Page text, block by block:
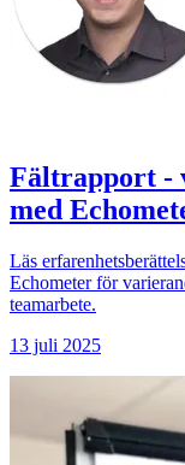
Fältrapport -
med
Läs
Echometer för
teamarbete.
13 juli 2025